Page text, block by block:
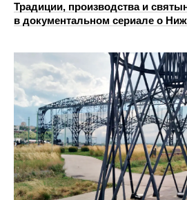
Традиции, производства и
в документальном сериале о